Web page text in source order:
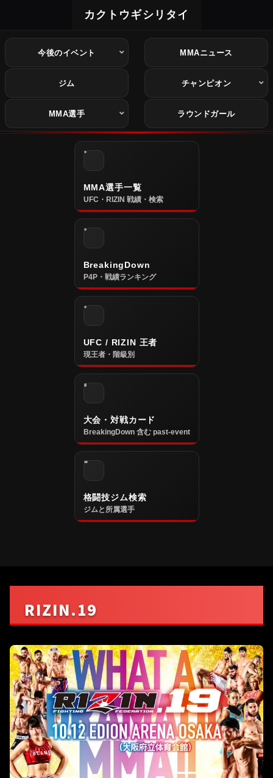
カクトウギシリタイ
今後のイベント MMAニュース
ジム チャンピオン
MMA選手 ラウンドガール
MMA選手一覧
UFC・RIZIN 戦績・検索
BreakingDown
P4P・戦績ランキング
UFC / RIZIN 王者
現王者・階級別
大会・対戦カード
BreakingDown 含む past-event
格闘技ジム検索
ジムと所属選手
RIZIN.19